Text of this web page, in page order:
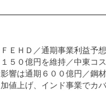
ＦＥＨＤ／通期事業利益予想
１５０億円を維持／中東コス
影響は通期６００億円／鋼材
値上げ、インド事業でカバ